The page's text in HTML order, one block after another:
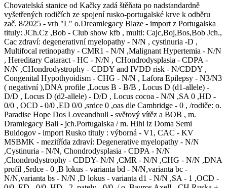
Chovatelská stanice od Kačky zadá štěňata po nadstandardně
vyšetřených rodičích ze spojení rusko-portugalské krve k odběru
zač. 8/2025 - vrh "L" o.Dreamlegacy Blaze - import z Portugalska
tituly: JCh.Cz ,Bob - Club show kfb , multi: Cajc,Boj,Bos,Bob Jch.,
Cac zdraví: degenerativní myelopathy - N/N , cystinuria -D ,
Multifocal retinopathy - CMR1 - N/N ,Malignant Hypertemia - N/N
, Hereditary Cataract - HC - N/N , CHondrodysplasia - CDPA -
N/N ,CHondrodystrophy - CDDY and IVDD risk - N/CDDY ,
Congenital Hypothyoidism - CHG - N/N , Lafora Epilepsy - N3/N3
( negativní ),DNA profile ,Locus B - B/B , Locus D (d1-allele) -
D/D , Locus D (d2-allele) - D/D , Locus cocoa - N/N ,SA 0 ,HD -
0/0 , OCD - 0/0 ,ED 0/0 ,srdce 0 ,oas dle Cambridge - 0 , /rodiče: o.
Paradise Hope Dos Loveandbull - světový vítěz a BOB , m.
Dramlegacy Bali - jch.Portugalska / m. Hihi iz Doma Semi
Buldogov - import Rusko tituly : výborná - V1, CAC - KV
MSBMK - mezitřída zdraví: Degenerative myelopathy - N/N
,Cystinuria - N/N, Chondrodysplasia - CDPA - N/N
,Chondrodystrophy - CDDY- N/N ,CMR - N/N ,CHG - N/N ,DNA
profil ,Srdce - 0 ,B lokus - varianta bd - N/N,varianta bc -
N/N,varianta bs - N/N ,D lokus - varianta d1 - N/N ,SA - 1 ,OCD -